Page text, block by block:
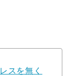
スを無く